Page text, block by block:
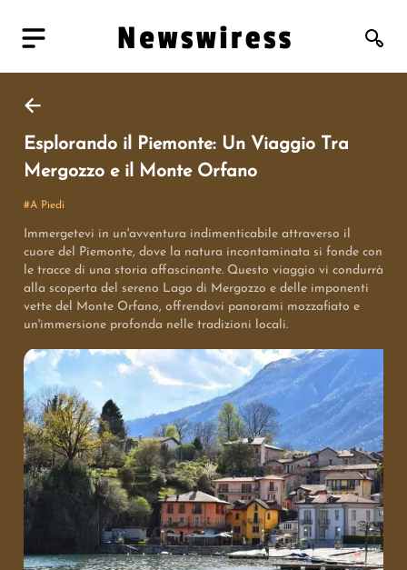
Esplorando il Piemonte: Un Viaggio Tra
Mergozzo e il Monte Orfano
#A Piedi
Immergetevi in un'avventura indimenticabile attraverso il
cuore del Piemonte, dove la natura incontaminata si fonde con
le tracce di una storia affascinante. Questo viaggio vi condurrà
alla scoperta del sereno Lago di Mergozzo e delle imponenti
vette del Monte Orfano, offrendovi panorami mozzafiato e
un'immersione profonda nelle tradizioni locali.
Armonia Naturale e Storica: Mergozzo e il Monte